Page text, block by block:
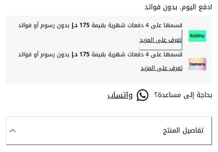
ادفع اليوم. بدون فوائد
قسمها على 4 دفعات شهرية بقيمة 175 د.إ
بدون رسوم أو فوائد
تعرف على المزيد
قسمها على 4 دفعات شهرية بقيمة
175 د.إ
بدون رسوم أو فوائد
تعرف على المزيد
بحاجة إلى مساعدة؟ واتساب
تفاصيل المنتج